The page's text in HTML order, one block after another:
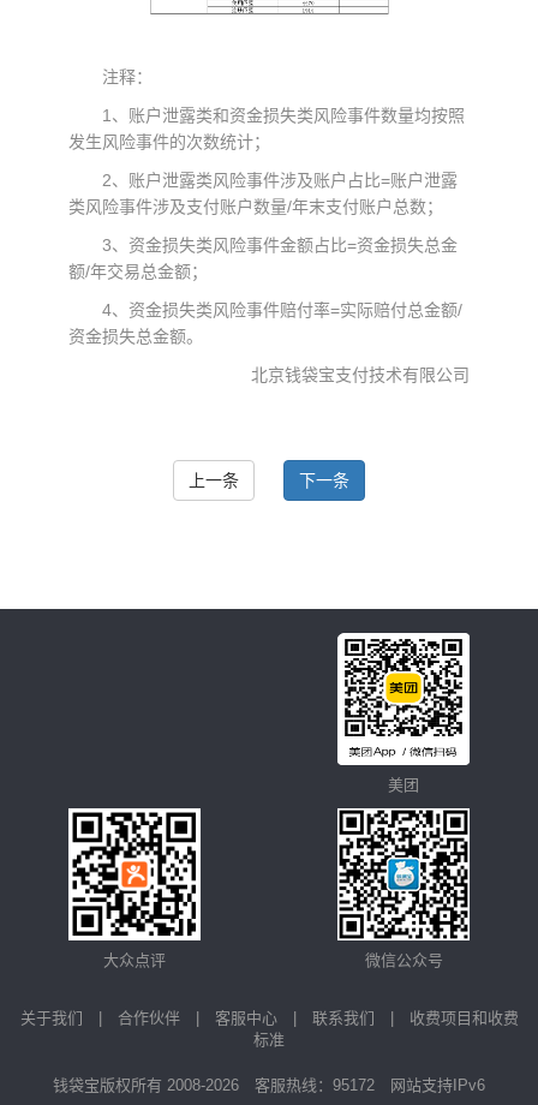
注释：
1、账户泄露类和资金损失类风险事件数量均按照
发生风险事件的次数统计；
2、账户泄露类风险事件涉及账户占比=账户泄露
类风险事件涉及支付账户数量/年末支付账户总数；
3、资金损失类风险事件金额占比=资金损失总金
额/年交易总金额；
4、资金损失类风险事件赔付率=实际赔付总金额/
资金损失总金额。
北京钱袋宝支付技术有限公司
上一条 下一条
美团
大众点评 微信公众号
关于我们 合作伙伴| 客服中心| 联系我们
收费项目和收费
标准
钱袋宝版权所有 2008-2026 客服热线：95172 网站支持IPv6